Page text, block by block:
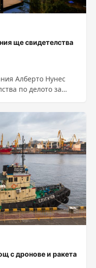
ще свидетелства
Алберто Нунес
по делото за
с дронове и ракета